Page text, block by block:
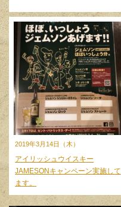
2019年3月14日（木）
アイリッシュウイスキー
JAMESONキャンペーン実施して
ます。